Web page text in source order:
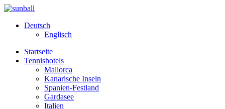
Deutsch
Englisch
Startseite
Tennishotels
Mallorca
Kanarische Inseln
Spanien-Festland
Gardasee
Italien